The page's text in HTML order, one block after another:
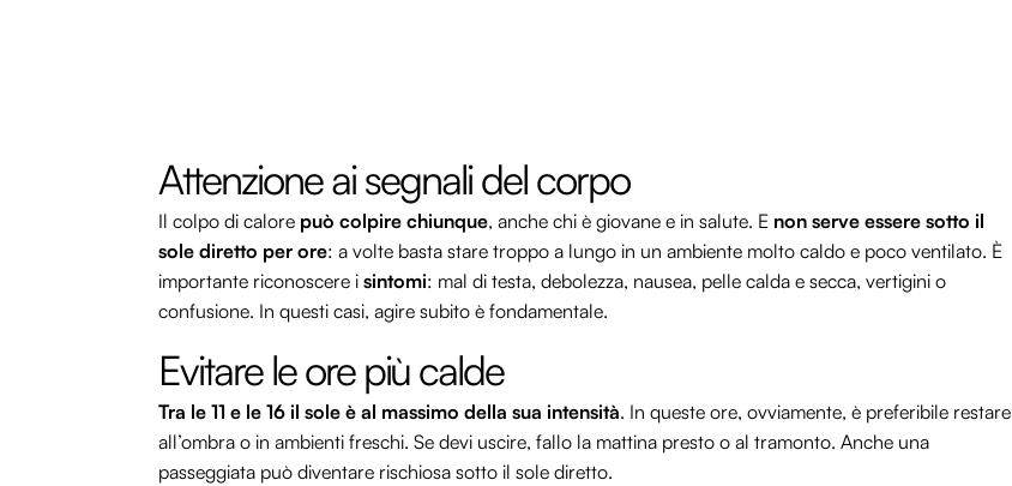
Attenzione ai segnali del corpo
Il colpo di calore può colpire chiunque, anche chi è giovane e in salute. E non serve essere sotto il
sole diretto per ore: a volte basta stare troppo a lungo in un ambiente molto caldo e poco ventilato. È
importante riconoscere i sintomi: mal di testa, debolezza, nausea, pelle calda e secca, vertigini o
confusione. In questi casi, agire subito è fondamentale.
Evitare le ore più calde
Tra le 11 e le 16 il sole è al massimo della sua intensità. In queste ore, ovviamente, è preferibile restare
all’ombra o in ambienti freschi. Se devi uscire, fallo la mattina presto o al tramonto. Anche una
passeggiata può diventare rischiosa sotto il sole diretto.